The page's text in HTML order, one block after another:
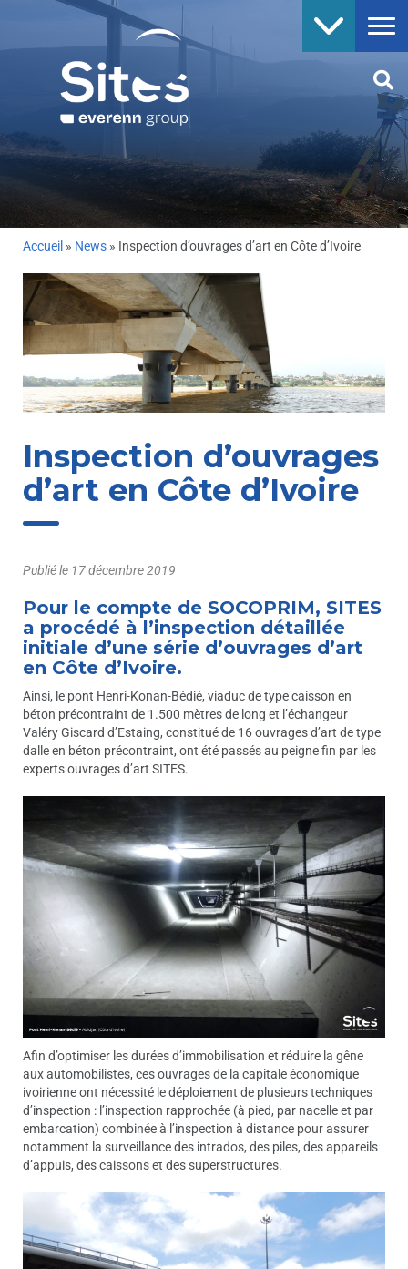
Accueil » News » Inspection d’ouvrages d’art en Côte d’Ivoire
Inspection d’ouvrages
d’art en Côte d’Ivoire
Publié le 17 décembre 2019
Pour le compte de SOCOPRIM, SITES
a procédé à l’inspection détaillée
initiale d’une série d’ouvrages d’art
en Côte d’Ivoire.
Ainsi, le pont Henri-Konan-Bédié, viaduc de type caisson en
béton précontraint de 1.500 mètres de long et l’échangeur
Valéry Giscard d’Estaing, constitué de 16 ouvrages d’art de type
dalle en béton précontraint, ont été passés au peigne fin par les
experts ouvrages d’art SITES.
Afin d’optimiser les durées d’immobilisation et réduire la gêne
aux automobilistes, ces ouvrages de la capitale économique
ivoirienne ont nécessité le déploiement de plusieurs techniques
d’inspection : l’inspection rapprochée (à pied, par nacelle et par
embarcation) combinée à l’inspection à distance pour assurer
notamment la surveillance des intrados, des piles, des appareils
d’appuis, des caissons et des superstructures.